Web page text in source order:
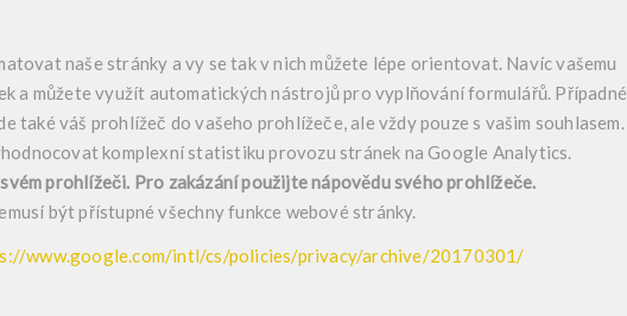
naše stránky a vy se tak v nich můžete lépe orientovat. Navíc vašemu
a můžete využít automatických nástrojů pro vyplňování formulářů. Případné
také váš prohlížeč do vašeho prohlížeče, ale vždy pouze s vašim souhlasem.
komplexní statistiku provozu stránek na Google Analytics.
prohlížeči. Pro zakázání použijte nápovědu svého prohlížeče.
být přístupné všechny funkce webové stránky.
www.google.com/intl/cs/policies/privacy/archive/20170301/